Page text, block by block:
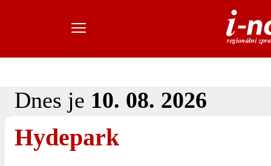
Dnes je 10. 08. 2026
Hydepark